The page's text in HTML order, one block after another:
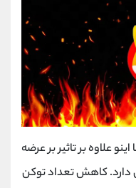
علاوه بر تاثیر بر عرضه
دارد. کاهش تعداد توکن